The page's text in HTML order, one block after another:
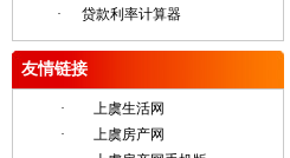
· 贷款利率计算器
友情链接
·
上虞生活网
·
上虞房产网